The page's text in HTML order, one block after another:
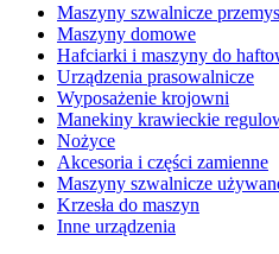
Maszyny szwalnicze
Maszyny domowe
Hafciarki i maszyny do
Urządzenia prasowalnicze
Wyposażenie krojowni
Manekiny krawieckie
Nożyce
Akcesoria i części zamienne
Maszyny szwalnicze
Krzesła do maszyn
Inne urządzenia